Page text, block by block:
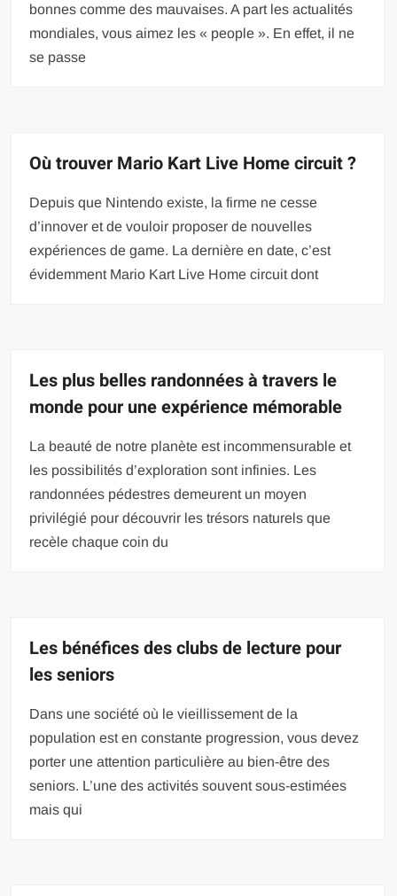
bonnes comme des mauvaises. A part les actualités
mondiales, vous aimez les « people ». En effet, il ne
se passe
Où trouver Mario Kart Live Home circuit ?
Depuis que Nintendo existe, la firme ne cesse
d’innover et de vouloir proposer de nouvelles
expériences de game. La dernière en date, c’est
évidemment Mario Kart Live Home circuit dont
Les plus belles randonnées à travers le
monde pour une expérience mémorable
La beauté de notre planète est incommensurable et
les possibilités d’exploration sont infinies. Les
randonnées pédestres demeurent un moyen
privilégié pour découvrir les trésors naturels que
recèle chaque coin du
Les bénéfices des clubs de lecture pour
les seniors
Dans une société où le vieillissement de la
population est en constante progression, vous devez
porter une attention particulière au bien-être des
seniors. L’une des activités souvent sous-estimées
mais qui